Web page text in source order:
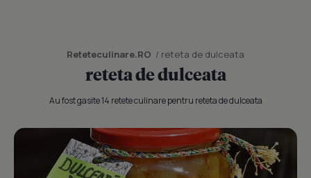
Reteteculinare.RO / reteta de dulceata
reteta de dulceata
Au fost gasite 14 retete culinare pentru reteta de dulceata